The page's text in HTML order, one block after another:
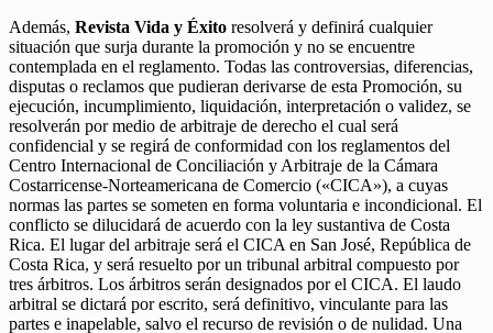
Además, Revista Vida y Éxito resolverá y definirá cualquier
situación que surja durante la promoción y no se encuentre
contemplada en el reglamento. Todas las controversias, diferencias,
disputas o reclamos que pudieran derivarse de esta Promoción, su
ejecución, incumplimiento, liquidación, interpretación o validez, se
resolverán por medio de arbitraje de derecho el cual será
confidencial y se regirá de conformidad con los reglamentos del
Centro Internacional de Conciliación y Arbitraje de la Cámara
Costarricense-Norteamericana de Comercio («CICA»), a cuyas
normas las partes se someten en forma voluntaria e incondicional. El
conflicto se dilucidará de acuerdo con la ley sustantiva de Costa
Rica. El lugar del arbitraje será el CICA en San José, República de
Costa Rica, y será resuelto por un tribunal arbitral compuesto por
tres árbitros. Los árbitros serán designados por el CICA. El laudo
arbitral se dictará por escrito, será definitivo, vinculante para las
partes e inapelable, salvo el recurso de revisión o de nulidad. Una